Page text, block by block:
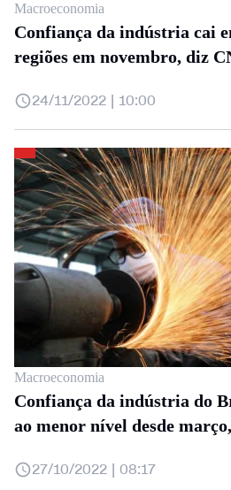
Macroeconomia
Confiança da indústria cai
regiões em novembro, diz
24/11/2022 | 10:00
Macroeconomia
Confiança da indústria do
ao menor nível desde
27/10/2022 | 08:17